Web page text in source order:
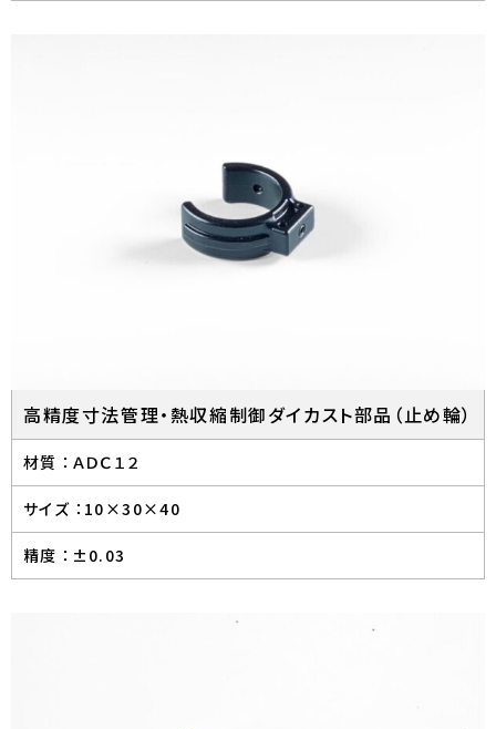
高精度寸法管理・熱収縮制御ダイカスト部品（止め輪）
材質 ： ＡＤＣ１２
サイズ ： 10×30×40
精度 ： ±0.03